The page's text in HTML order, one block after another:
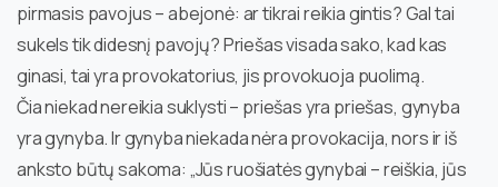
pirmasis pavojus – abejonė: ar tikrai reikia gintis? Gal tai
sukels tik didesnį pavojų? Priešas visada sako, kad kas
ginasi, tai yra provokatorius, jis provokuoja puolimą.
Čia niekad nereikia suklysti – priešas yra priešas, gynyba
yra gynyba. Ir gynyba niekada nėra provokacija, nors ir iš
anksto būtų sakoma: „Jūs ruošiatės gynybai – reiškia, jūs